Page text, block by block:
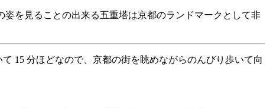
姿を見ることの出来る五重塔は京都のランドマークとして非
15 分ほどなので、京都の街を眺めながらのんびり歩いて向